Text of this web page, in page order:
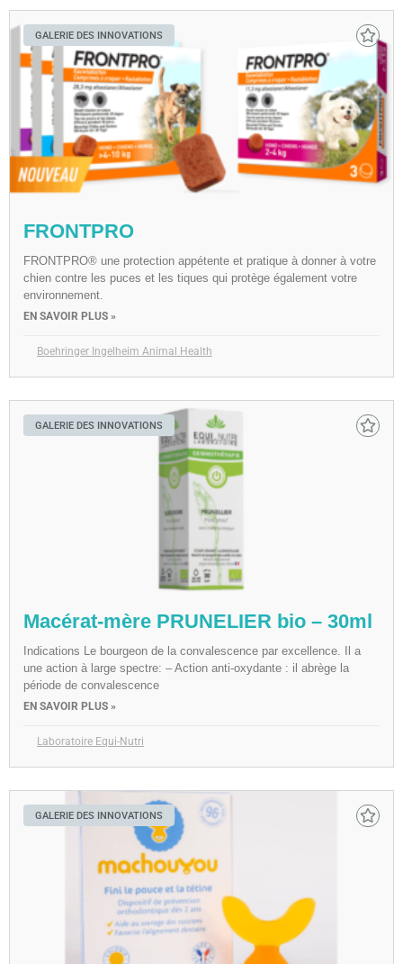
GALERIE DES INNOVATIONS
FRONTPRO
FRONTPRO® une protection appétente et pratique à donner à votre
chien contre les puces et les tiques qui protège également votre
environnement.
EN SAVOIR PLUS »
Boehringer Ingelheim Animal Health
GALERIE DES INNOVATIONS
Macérat-mère PRUNELIER bio – 30ml
Indications Le bourgeon de la convalescence par excellence. Il a
une action à large spectre: – Action anti-oxydante : il abrège la
période de convalescence
EN SAVOIR PLUS »
Laboratoire Equi-Nutri
GALERIE DES INNOVATIONS